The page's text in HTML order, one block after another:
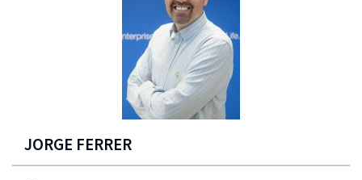
JORGE FERRER